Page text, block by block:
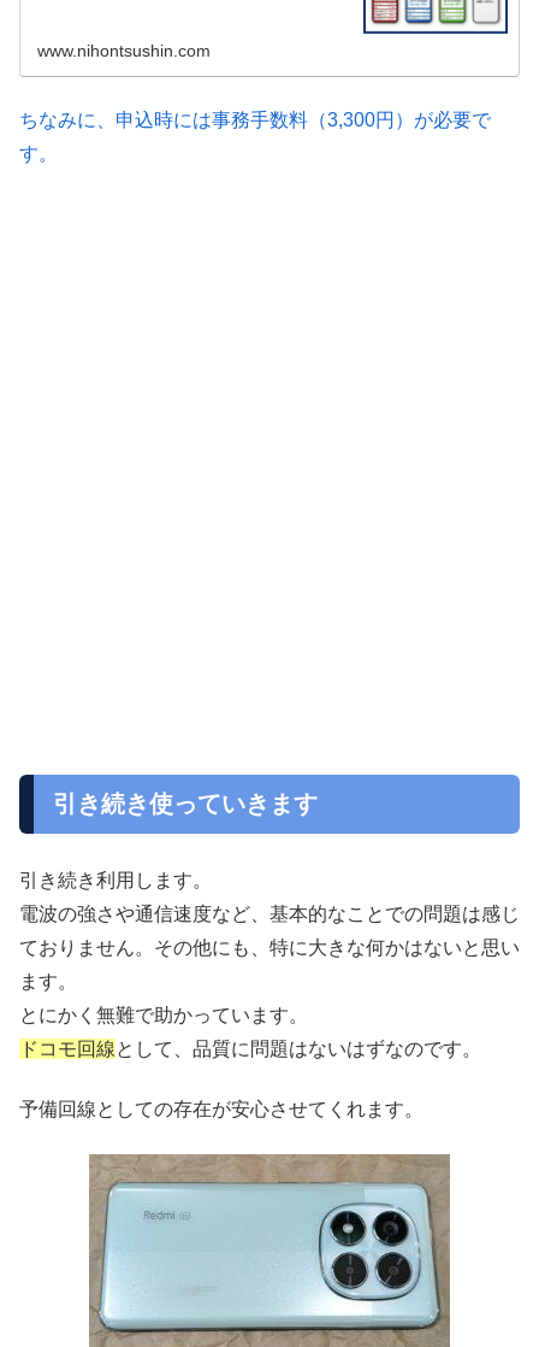
www.nihontsushin.com
ちなみに、申込時には事務手数料（3,300円）が必要で
す。
引き続き使っていきます
引き続き利用します。
電波の強さや通信速度など、基本的なことでの問題は感じ
ておりません。その他にも、特に大きな何かはないと思い
ます。
とにかく無難で助かっています。
ドコモ回線として、品質に問題はないはずなのです。
予備回線としての存在が安心させてくれます。